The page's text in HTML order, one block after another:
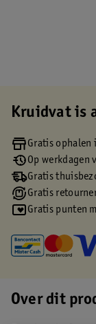
Kruidvat is
Gratis ophalen
Op werkdagen
Gratis
Gratis
Gratis punten
Over dit